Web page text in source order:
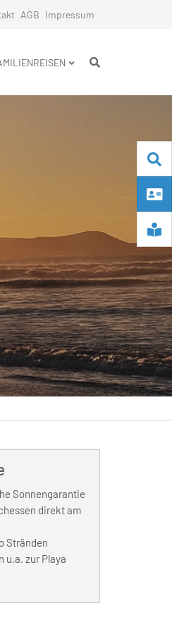
AGB Impressum
Sonnengarantie
direkt am
Stränden
u.a. zur Playa